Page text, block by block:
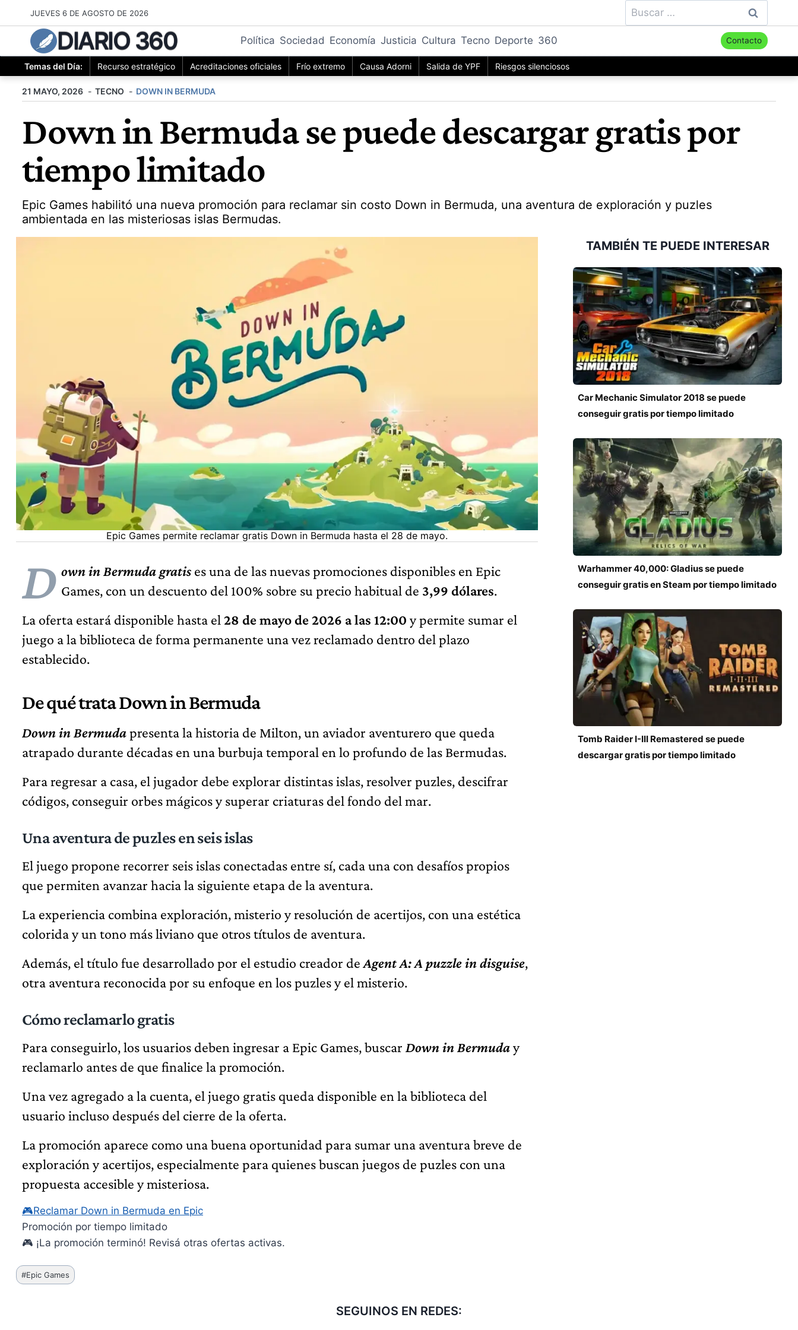
al
contenido
JUEVES 6 DE AGOSTO DE 2026 Buscar:
DIARIO 360 Política Sociedad Economía Justicia Cultura Tecno Deporte 360 Contacto
Temas del Día: Recurso estratégico Acreditaciones oficiales Frío extremo Causa Adorni Salida de YPF Riesgos silenciosos
21 MAYO, 2026 TECNO DOWN IN BERMUDA
Down in Bermuda se puede descargar gratis por
tiempo limitado
Epic Games habilitó una nueva promoción para reclamar sin costo Down in Bermuda, una aventura de exploración y puzles
ambientada en las misteriosas islas Bermudas.
Epic Games permite reclamar gratis Down in Bermuda hasta el 28 de mayo.
D own in Bermuda gratis es una de las nuevas promociones disponibles en Epic
Games, con un descuento del 100% sobre su precio habitual de 3,99 dólares.
La oferta estará disponible hasta el 28 de mayo de 2026 a las 12:00 y permite sumar el
juego a la biblioteca de forma permanente una vez reclamado dentro del plazo
establecido.
De qué trata Down in Bermuda
Down in Bermudapresenta la historia de Milton, un aviador aventurero que queda
atrapado durante décadas en una burbuja temporal en lo profundo de las Bermudas.
Para regresar a casa, el jugador debe explorar distintas islas, resolver puzles, descifrar
códigos, conseguir orbes mágicos y superar criaturas del fondo del mar.
Una aventura de puzles en seis islas
El juego propone recorrer seis islas conectadas entre sí, cada una con desafíos propios
que permiten avanzar hacia la siguiente etapa de la aventura.
La experiencia combina exploración, misterio y resolución de acertijos, con una estética
colorida y un tono más liviano que otros títulos de aventura.
Además, el título fue desarrollado por el estudio creador deAgent A: A puzzle in disguise,
otra aventura reconocida por su enfoque en los puzles y el misterio.
Cómo reclamarlo gratis
Para conseguirlo, los usuarios deben ingresar a Epic Games, buscar Down in Bermuday
reclamarlo antes de que finalice la promoción.
Una vez agregado a la cuenta, el juego gratis queda disponible en la biblioteca del
usuario incluso después del cierre de la oferta.
La promoción aparece como una buena oportunidad para sumar una aventura breve de
exploración y acertijos, especialmente para quienes buscan juegos de puzles con una
propuesta accesible y misteriosa.
🎮Reclamar Down in Bermuda en Epic
Promoción por tiempo limitado
🎮 ¡La promoción terminó! Revisá otras ofertas activas.
Etiquetas
de
#Epic Games
TAMBIÉN TE PUEDE INTERESAR
Car Mechanic Simulator 2018 se puede
conseguir gratis por tiempo limitado
Warhammer 40,000: Gladius se puede
conseguir gratis en Steam por tiempo limitado
Tomb Raider I-III Remastered se puede
descargar gratis por tiempo limitado
SEGUINOS EN REDES: